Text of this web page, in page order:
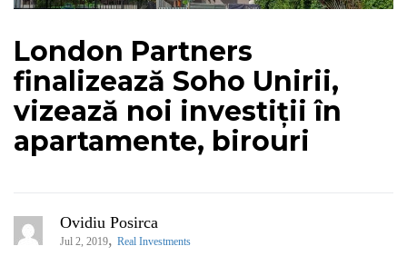
London Partners
finalizează Soho Unirii,
vizează noi investiții în
apartamente, birouri
Ovidiu Posirca
Jul 2, 2019, Real Investments